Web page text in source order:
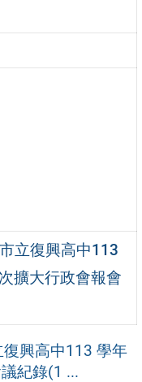
立復興高中113
擴大行政會報會
興高中113 學年
紀錄(1 ...